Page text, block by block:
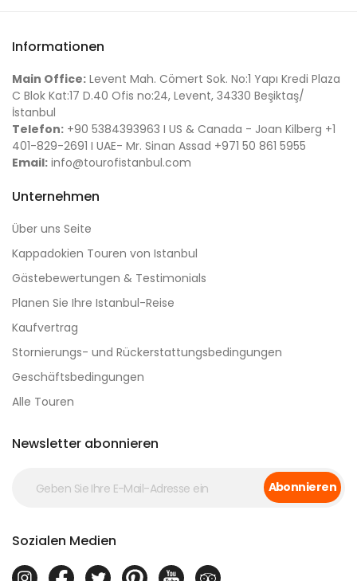
Informationen
Main Office: Levent Mah. Cömert Sok. No:1 Yapı Kredi Plaza
C Blok Kat:17 D.40 Ofis no:24, Levent, 34330 Beşiktaş/
İstanbul
Telefon: +90 5384393963 I US & Canada - Joan Kilberg +1
401-829-2691 I UAE- Mr. Sinan Assad +971 50 861 5955
Email: info@tourofistanbul.com
Unternehmen
Über uns Seite
Kappadokien Touren von Istanbul
Gästebewertungen & Testimonials
Planen Sie Ihre Istanbul-Reise
Kaufvertrag
Stornierungs- und Rückerstattungsbedingungen
Geschäftsbedingungen
Alle Touren
Newsletter abonnieren
Abonnieren
Sozialen Medien